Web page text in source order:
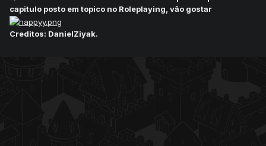
capitulo posto em topico no Roleplaying, vão gostar
Creditos: DanielZiyak.